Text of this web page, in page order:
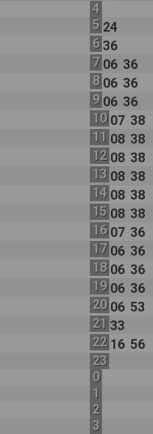
4
5 24
6 36
7 06 36
8 06 36
9 06 36
10 07 38
11 08 38
12 08 38
13 08 38
14 08 38
15 08 38
16 07 36
17 06 36
18 06 36
19 06 36
20 06 53
21 33
22 16 56
23
0
1
2
3